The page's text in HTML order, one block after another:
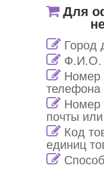
Для
Город
Ф.И.О.
Номер
телефона
Номер
почты
Код
единиц